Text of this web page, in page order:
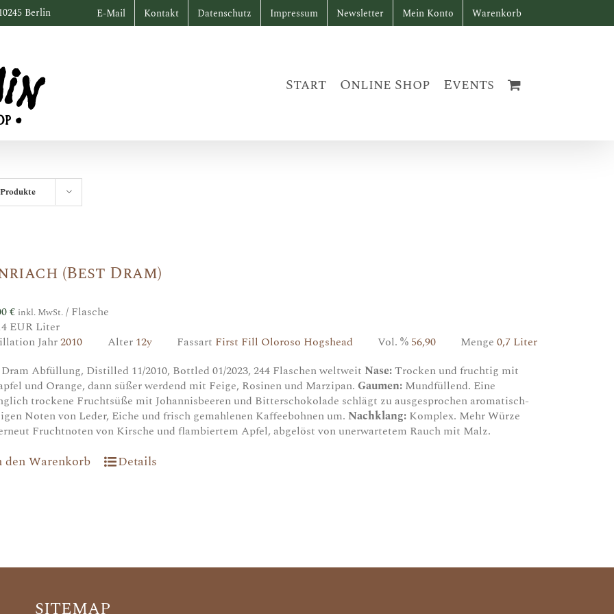
Berlin E-Mail Kontakt Datenschutz Impressum Newsletter Mein Konto Warenkorb
Start Online Shop Events
(Best Dram)
€ inkl. MwSt. / Flasche
EUR Liter
Jahr2010 Alter 12y Fassart First Fill Oloroso Hogshead Vol. % 56,90 Menge 0,7 Liter
Abfüllung, Distilled 11/2010, Bottled 01/2023, 244 Flaschen weltweit Nase:Trocken und fruchtig mit
und Orange, dann süßer werdend mit Feige, Rosinen und Marzipan.Gaumen: Mundfüllend. Eine
trockene Fruchtsüße mit Johannisbeeren und Bitterschokolade schlägt zu ausgesprochen aromatisch-
Noten von Leder, Eiche und frisch gemahlenen Kaffeebohnen um. Nachklang: Komplex. Mehr Würze
Fruchtnoten von Kirsche und flambiertem Apfel, abgelöst von unerwartetem Rauch mit Malz.
den Warenkorb Details